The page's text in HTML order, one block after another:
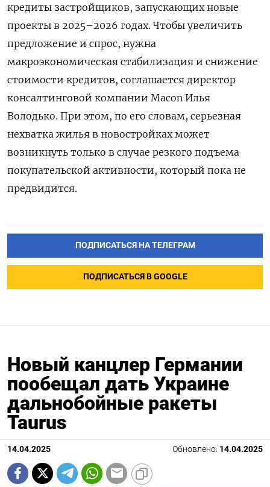
кредиты застройщиков, запускающих новые
проекты в 2025–2026 годах. Чтобы увеличить
предложение и спрос, нужна
макроэкономическая стабилизация и снижение
стоимости кредитов, соглашается директор
консалтинговой компании Macon Илья
Володько. При этом, по его словам, серьезная
нехватка жилья в новостройках может
возникнуть только в случае резкого подъема
покупательской активности, который пока не
предвидится.
ПОДПИСАТЬСЯ НА ТЕЛЕГРАМ
ПОДПИСАТЬСЯ В GOOGLE
Новый канцлер Германии
пообещал дать Украине
дальнобойные ракеты
Taurus
14.04.2025 Обновлено: 14.04.2025